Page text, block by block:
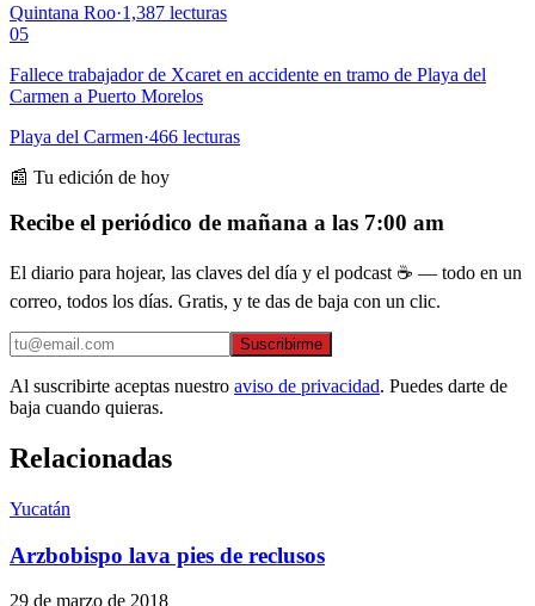
Quintana Roo·1,387 lecturas
05
Fallece trabajador de Xcaret en accidente en tramo de Playa del
Carmen a Puerto Morelos
Playa del Carmen·466 lecturas
📰 Tu edición de hoy
Recibe el periódico de mañana a las 7:00 am
El diario para hojear, las claves del día y el podcast ☕ — todo en un
correo, todos los días. Gratis, y te das de baja con un clic.
Suscribirme
Al suscribirte aceptas nuestro aviso de privacidad. Puedes darte de
baja cuando quieras.
Relacionadas
Yucatán
Arzbobispo lava pies de reclusos
29 de marzo de 2018